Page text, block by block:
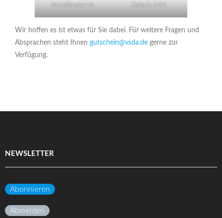
Mondfinsternis Galaxie M51
Wir hoffen es ist etwas für Sie dabei. Für weitere Fragen und
Absprachen steht Ihnen gutschein@vsda.de gerne zur
Verfügung.
NEWSLETTER
Abonnieren
Abmelden